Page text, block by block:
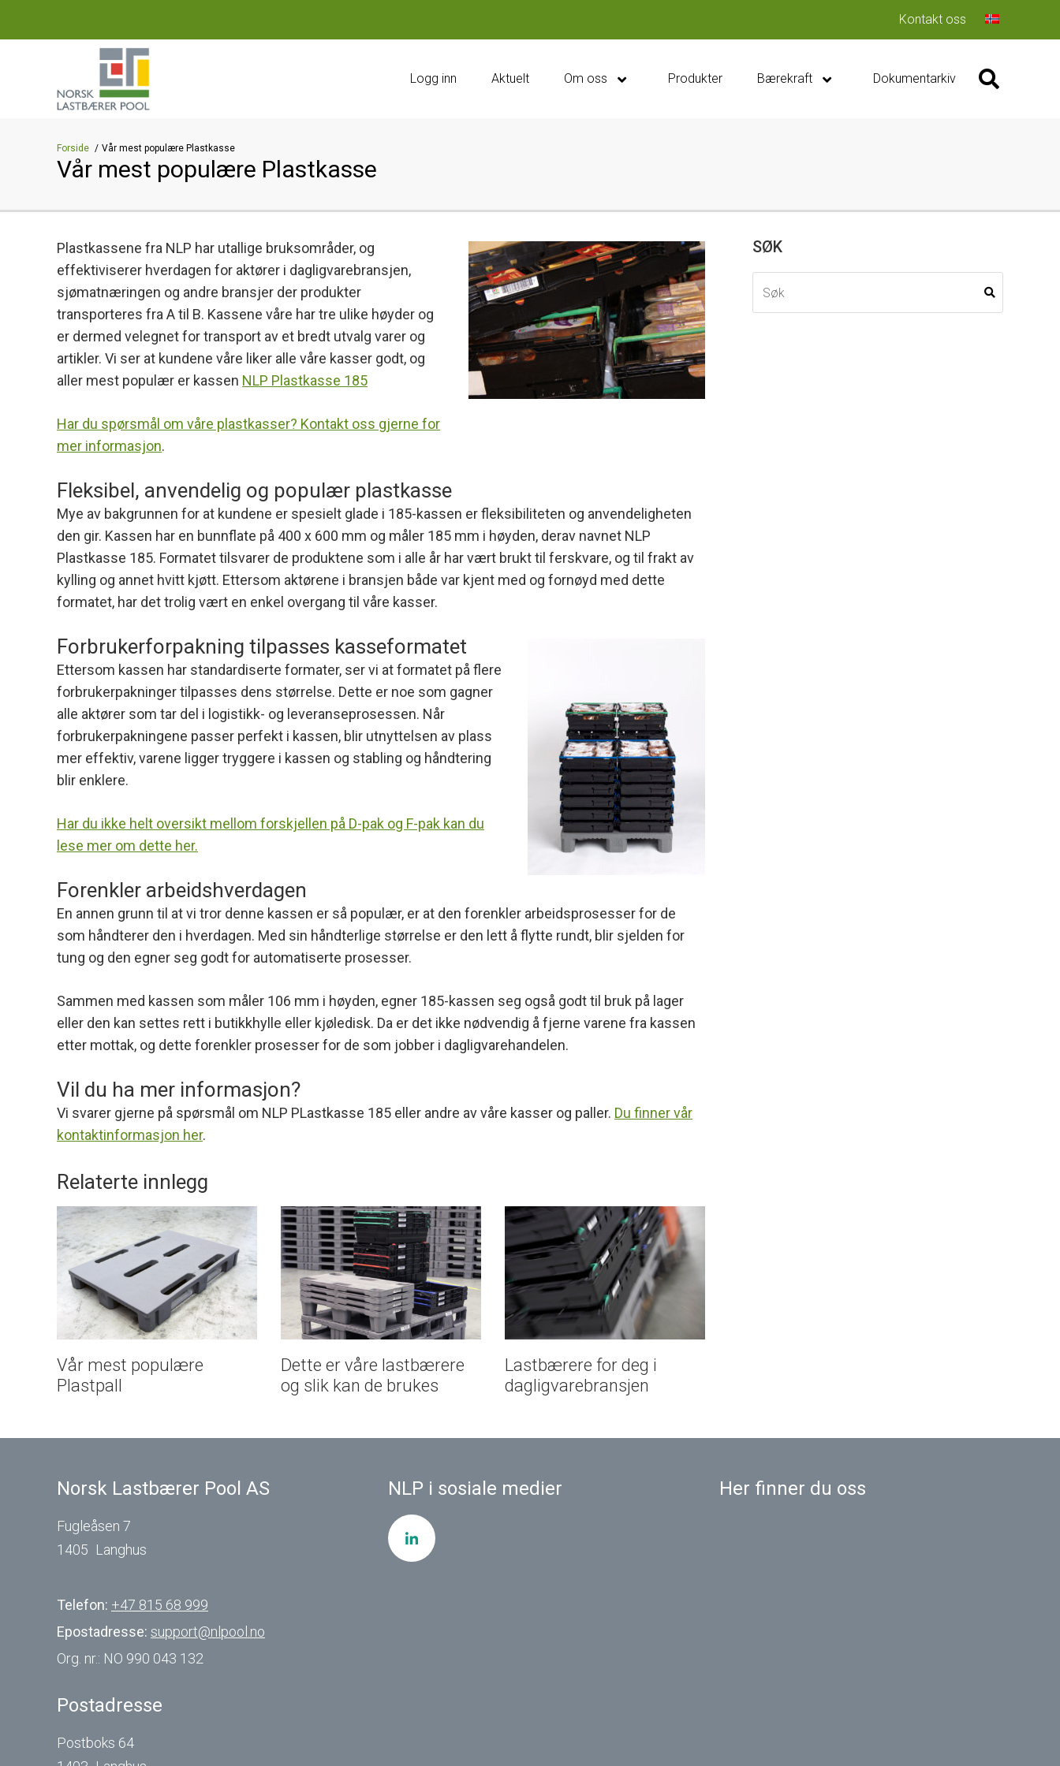
Kontakt oss
Logg inn Aktuelt Om oss Produkter Bærekraft Dokumentarkiv
Forside Vår mest populære Plastkasse
Vår mest populære Plastkasse
Plastkassene fra NLP har utallige bruksområder, og
effektiviserer hverdagen for aktører i dagligvarebransjen,
sjømatnæringen og andre bransjer der produkter
transporteres fra A til B. Kassene våre har tre ulike høyder og
er dermed velegnet for transport av et bredt utvalg varer og
artikler. Vi ser at kundene våre liker alle våre kasser godt, og
aller mest populær er kassen NLP Plastkasse 185
Har du spørsmål om våre plastkasser? Kontakt oss gjerne for
mer informasjon.
Fleksibel, anvendelig og populær plastkasse
Mye av bakgrunnen for at kundene er spesielt glade i 185-kassen er fleksibiliteten og anvendeligheten
den gir. Kassen har en bunnflate på 400 x 600 mm og måler 185 mm i høyden, derav navnet NLP
Plastkasse 185. Formatet tilsvarer de produktene som i alle år har vært brukt til ferskvare, og til frakt av
kylling og annet hvitt kjøtt. Ettersom aktørene i bransjen både var kjent med og fornøyd med dette
formatet, har det trolig vært en enkel overgang til våre kasser.
Forbrukerforpakning tilpasses kasseformatet
Ettersom kassen har standardiserte formater, ser vi at formatet på flere
forbrukerpakninger tilpasses dens størrelse. Dette er noe som gagner
alle aktører som tar del i logistikk- og leveranseprosessen. Når
forbrukerpakningene passer perfekt i kassen, blir utnyttelsen av plass
mer effektiv, varene ligger tryggere i kassen og stabling og håndtering
blir enklere.
Har du ikke helt oversikt mellom forskjellen på D-pak og F-pak kan du
lese mer om dette her.
Forenkler arbeidshverdagen
En annen grunn til at vi tror denne kassen er så populær, er at den forenkler arbeidsprosesser for de
som håndterer den i hverdagen. Med sin håndterlige størrelse er den lett å flytte rundt, blir sjelden for
tung og den egner seg godt for automatiserte prosesser.
Sammen med kassen som måler 106 mm i høyden, egner 185-kassen seg også godt til bruk på lager
eller den kan settes rett i butikkhylle eller kjøledisk. Da er det ikke nødvendig å fjerne varene fra kassen
etter mottak, og dette forenkler prosesser for de som jobber i dagligvarehandelen.
Vil du ha mer informasjon?
Vi svarer gjerne på spørsmål om NLP PLastkasse 185 eller andre av våre kasser og paller. Du finner vår
kontaktinformasjon her.
Relaterte innlegg
Vår mest populære
Plastpall
Dette er våre lastbærere
og slik kan de brukes
Lastbærere for deg i
dagligvarebransjen
SØK
Norsk Lastbærer Pool AS
Fugleåsen 7
1405 Langhus
Telefon: +47 815 68 999
Epostadresse: support@nlpool.no
Org. nr.: NO 990 043 132
Postadresse
Postboks 64
NLP i sosiale medier Her finner du oss